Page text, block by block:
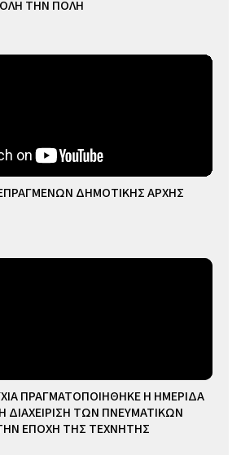
ΤΗΝ ΠΟΛΗ
ΔΗΜΟΤΙΚΗΣ ΑΡΧΗΣ
ΠΡΑΓΜΑΤΟΠΟΙΗΘΗΚΕ Η ΗΜΕΡΙΔΑ
ΔΙΑΧΕΙΡΙΣΗ ΤΩΝ ΠΝΕΥΜΑΤΙΚΩΝ
ΕΠΟΧΗ ΤΗΣ ΤΕΧΝΗΤΗΣ